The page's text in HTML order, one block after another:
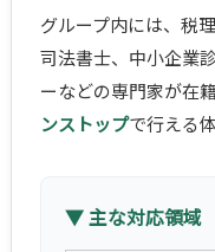
グループ内には、税
司法書士、中小企業
ーなどの専門家が在
ンストップで行える
▼ 主な対応領域